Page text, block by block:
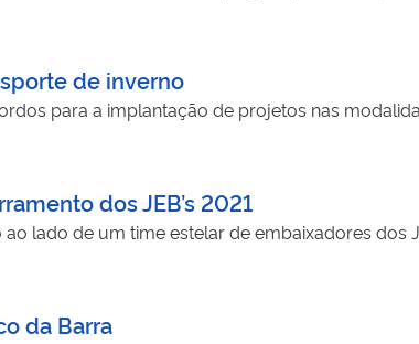
de inverno
para a implantação de projetos nas
dos JEB’s 2021
lado de um time estelar de embaixadores dos
da Barra